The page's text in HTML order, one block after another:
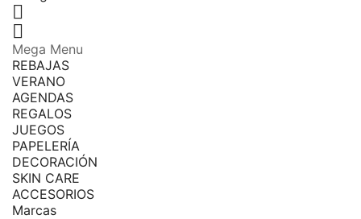


Mega Menu
REBAJAS
VERANO
AGENDAS
REGALOS
JUEGOS
PAPELERÍA
DECORACIÓN
SKIN CARE
ACCESORIOS
Marcas